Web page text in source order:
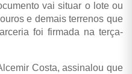
vai situar o lote ou
e demais terrenos que
foi firmada na terça-
Costa, assinalou que